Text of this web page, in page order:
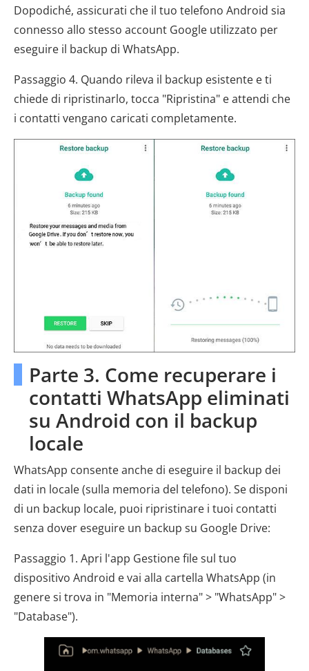
Dopodiché, assicurati che il tuo telefono Android sia
connesso allo stesso account Google utilizzato per
eseguire il backup di WhatsApp.
Passaggio 4. Quando rileva il backup esistente e ti
chiede di ripristinarlo, tocca "Ripristina" e attendi che
i contatti vengano caricati completamente.
Parte 3. Come recuperare i
contatti WhatsApp eliminati
su Android con il backup
locale
WhatsApp consente anche di eseguire il backup dei
dati in locale (sulla memoria del telefono). Se disponi
di un backup locale, puoi ripristinare i tuoi contatti
senza dover eseguire un backup su Google Drive:
Passaggio 1. Apri l'app Gestione file sul tuo
dispositivo Android e vai alla cartella WhatsApp (in
genere si trova in "Memoria interna" > "WhatsApp" >
"Database").